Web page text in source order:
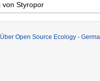
Über Open Source Ecology -